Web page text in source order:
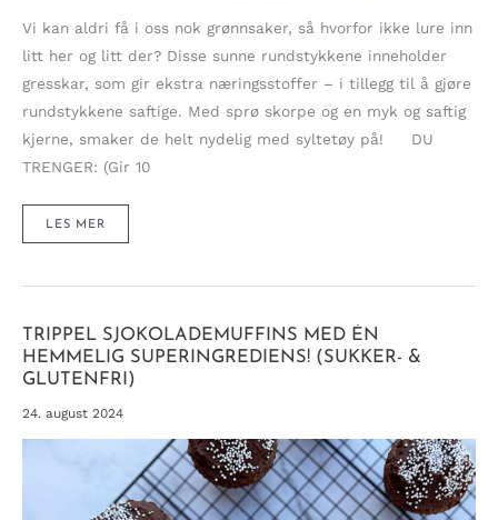
Vi kan aldri få i oss nok grønnsaker, så hvorfor ikke lure inn
litt her og litt der? Disse sunne rundstykkene inneholder
gresskar, som gir ekstra næringsstoffer – i tillegg til å gjøre
rundstykkene saftige. Med sprø skorpe og en myk og saftig
kjerne, smaker de helt nydelig med syltetøy på! DU
TRENGER: (Gir 10
RASKE
MED
LES MER
TRIPPEL SJOKOLADEMUFFINS MED ÉN
HEMMELIG SUPERINGREDIENS! (SUKKER- &
GLUTENFRI)
24. august 2024